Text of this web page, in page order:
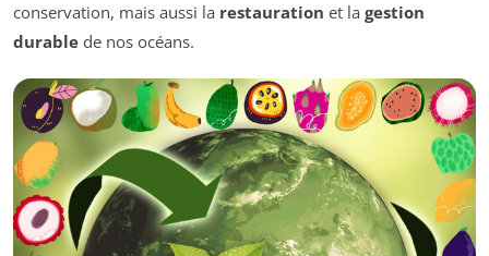
conservation, mais aussi la restauration et la gestion
durable de nos océans.